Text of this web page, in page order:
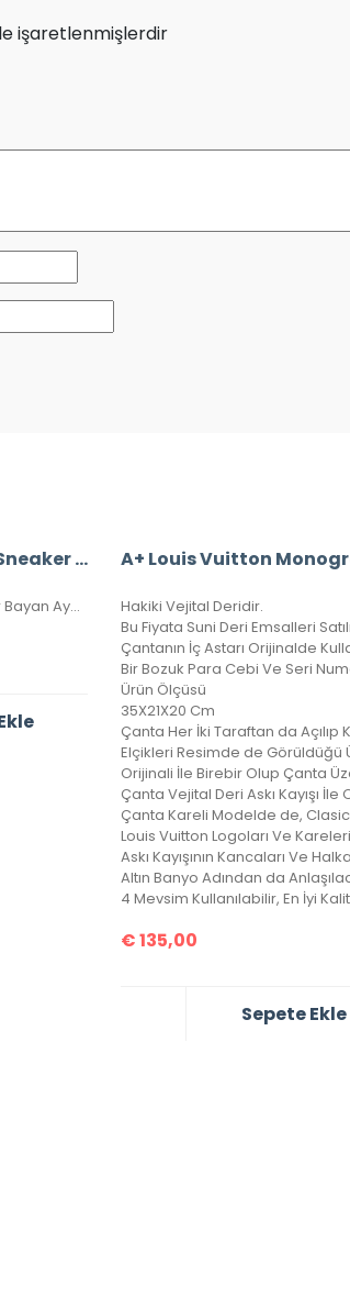
işaretlenmişlerdir
Louis Vuitton Kyoto Sneaker Bayan Ayakkabı
Louis vuitton Kyoto Sneaker Bayan Ayakkabı, Hakiki Deri, 36-37-38-39-40 Numaraları Mevcuttur.
Hakiki Vejital Deridir.
Ürün Ölçüsü
35X21X20 Cm
€135,00
Sepete Ekle